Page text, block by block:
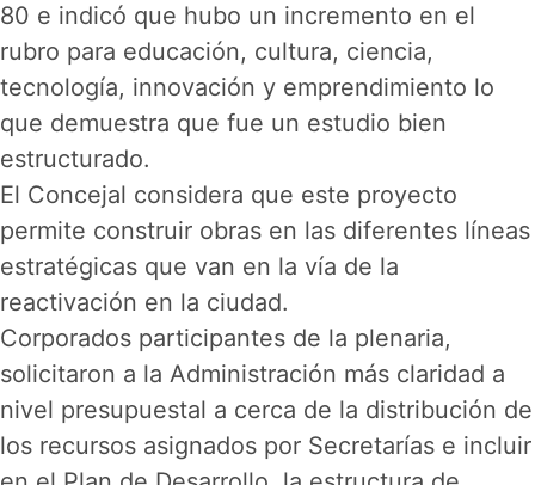
80 e indicó que hubo un incremento en el
rubro para educación, cultura, ciencia,
tecnología, innovación y emprendimiento lo
que demuestra que fue un estudio bien
estructurado.
El Concejal considera que este proyecto
permite construir obras en las diferentes líneas
estratégicas que van en la vía de la
reactivación en la ciudad.
Corporados participantes de la plenaria,
solicitaron a la Administración más claridad a
nivel presupuestal a cerca de la distribución de
los recursos asignados por Secretarías e incluir